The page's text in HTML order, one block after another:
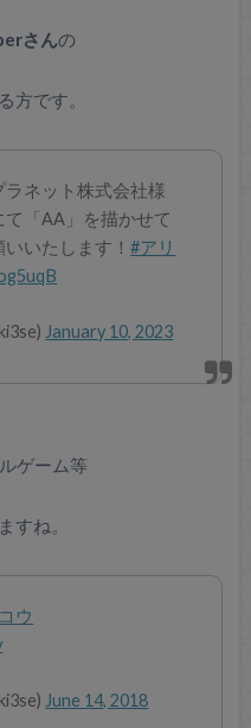
さんの
方です。
ラネット株式会社様
て「AA」を描かせて
いいたします！#アリ
January 10, 2023
ゲーム等
すね。
ウ
June 14, 2018